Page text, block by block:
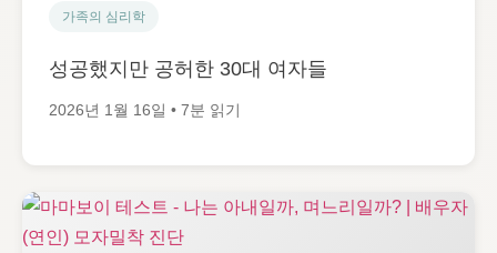
가족의 심리학
성공했지만 공허한 30대 여자들
2026년 1월 16일 • 7분 읽기